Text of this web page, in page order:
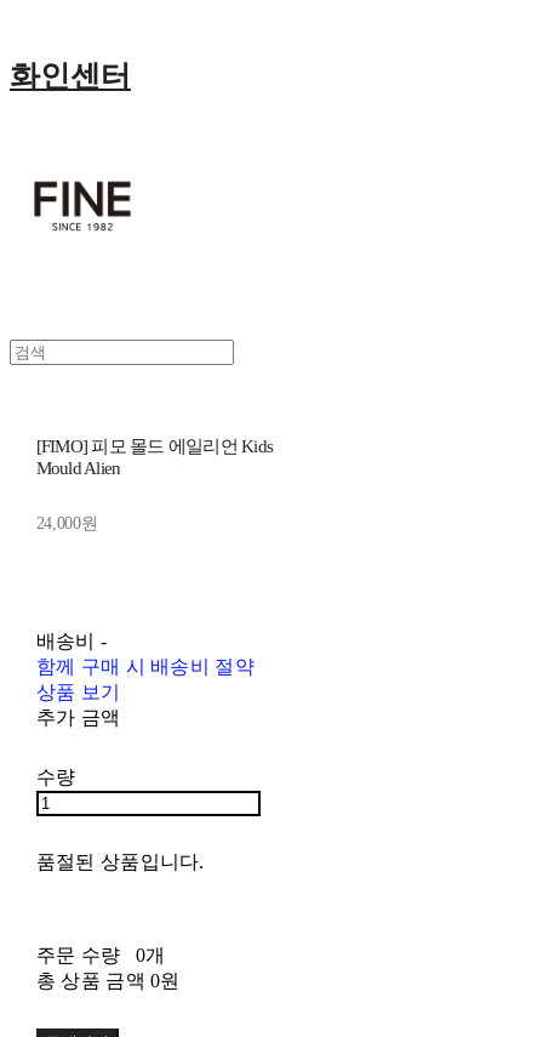
화인센터
[FIMO] 피모 몰드 에일리언 Kids
Mould Alien
24,000원
배송비 -
함께 구매 시 배송비 절약
상품 보기
추가 금액
수량
품절된 상품입니다.
주문 수량
0개
총 상품 금액 0원